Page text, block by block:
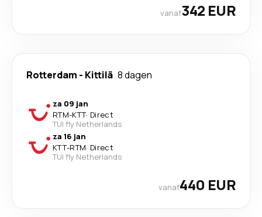
vanaf342 EUR
Rotterdam - Kittilä 8 dagen
za 09 jan
RTM-KTT· Direct
TUI fly Netherlands
za 16 jan
KTT-RTM· Direct
TUI fly Netherlands
vanaf440 EUR